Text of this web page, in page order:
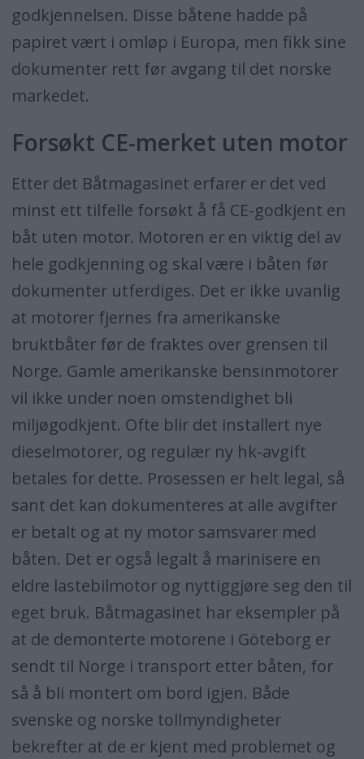
godkjennelsen. Disse båtene hadde på
papiret vært i omløp i Europa, men fikk sine
dokumenter rett før avgang til det norske
markedet.
Forsøkt CE-merket uten motor
Etter det Båtmagasinet erfarer er det ved
minst ett tilfelle forsøkt å få CE-godkjent en
båt uten motor. Motoren er en viktig del av
hele godkjenning og skal være i båten før
dokumenter utferdiges. Det er ikke uvanlig
at motorer fjernes fra amerikanske
bruktbåter før de fraktes over grensen til
Norge. Gamle amerikanske bensinmotorer
vil ikke under noen omstendighet bli
miljøgodkjent. Ofte blir det installert nye
dieselmotorer, og regulær ny hk-avgift
betales for dette. Prosessen er helt legal, så
sant det kan dokumenteres at alle avgifter
er betalt og at ny motor samsvarer med
båten. Det er også legalt å marinisere en
eldre lastebilmotor og nyttiggjøre seg den til
eget bruk. Båtmagasinet har eksempler på
at de demonterte motorene i Göteborg er
sendt til Norge i transport etter båten, for
så å bli montert om bord igjen. Både
svenske og norske tollmyndigheter
bekrefter at de er kjent med problemet og